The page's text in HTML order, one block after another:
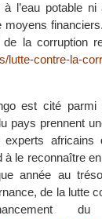
l’eau potable ni
la corruption
lutte-contre-la-
est cité
pays prennent
africains
le reconnaître
année au
de la lutte
du